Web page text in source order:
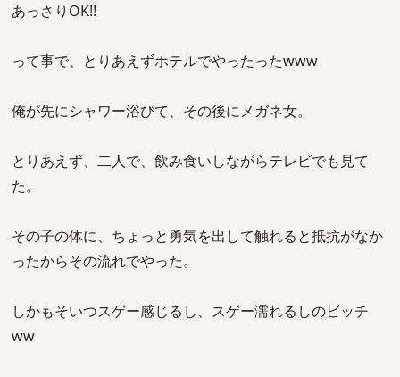
あっさりOK!!
って事で、とりあえずホテルでやったったwww
俺が先にシャワー浴びて、その後にメガネ女。
とりあえず、二人で、飲み食いしながらテレビでも見て
た。
その子の体に、ちょっと勇気を出して触れると抵抗がなか
ったからその流れでやった。
しかもそいつスゲー感じるし、スゲー濡れるしのビッチ
ww